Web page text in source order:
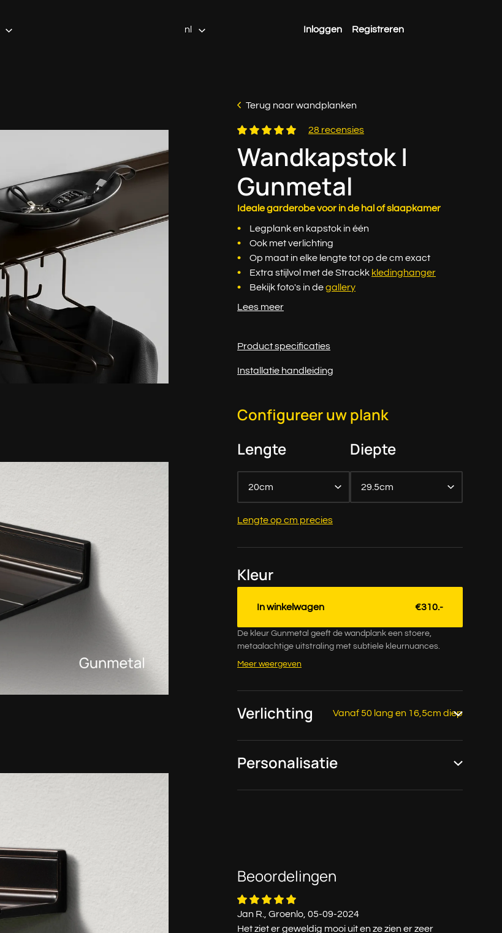
nl Inloggen Registreren
Terug naar wandplanken
28 recensies
Wandkapstok |
Gunmetal
Ideale garderobe voor in de hal of slaapkamer
Legplank en kapstok in één
Ook met verlichting
Op maat in elke lengte tot op de cm exact
Extra stijlvol met de Strackk kledinghanger
Bekijk foto's in degallery
Lees meer
Product specificaties
Installatie handleiding
Configureer uw plank
Lengte
20cm
Diepte
29.5cm
Lengte op cm precies
Kleur
De kleur Gunmetal geeft de wandplank een stoere,
metaalachtige uitstraling met subtiele kleurnuances.
Meer weergeven
Verlichting Vanaf 50 lang en 16,5cm diep
Personalisatie
In winkelwagen €310.-
Beoordelingen
Jan R., Groenlo, 05-09-2024
Het ziet er geweldig mooi uit en ze zien er zeer